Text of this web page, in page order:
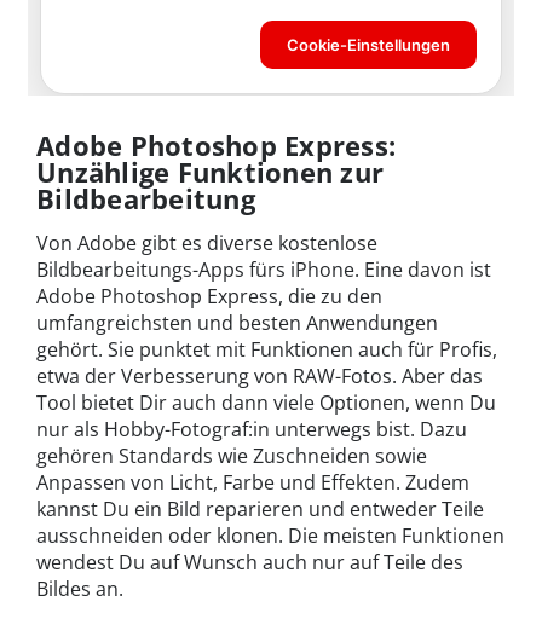
Adobe Photoshop Express:
Unzählige Funktionen zur
Bildbearbeitung
Von Adobe gibt es diverse kostenlose
Bildbearbeitungs-Apps fürs iPhone. Eine davon ist
Adobe Photoshop Express, die zu den
umfangreichsten und besten Anwendungen
gehört. Sie punktet mit Funktionen auch für Profis,
etwa der Verbesserung von RAW-Fotos. Aber das
Tool bietet Dir auch dann viele Optionen, wenn Du
nur als Hobby-Fotograf:in unterwegs bist. Dazu
gehören Standards wie Zuschneiden sowie
Anpassen von Licht, Farbe und Effekten. Zudem
kannst Du ein Bild reparieren und entweder Teile
ausschneiden oder klonen. Die meisten Funktionen
wendest Du auf Wunsch auch nur auf Teile des
Bildes an.